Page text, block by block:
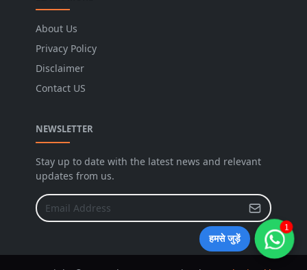
About Us
Privacy Policy
Disclaimer
Contact US
NEWSLETTER
Stay up to date with the latest news and relevant
updates from us.
हमसे जुड़ें
1